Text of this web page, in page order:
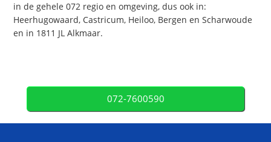
in de gehele 072 regio en omgeving, dus ook in:
Heerhugowaard, Castricum, Heiloo, Bergen en Scharwoude
en in 1811 JL Alkmaar.
072-7600590